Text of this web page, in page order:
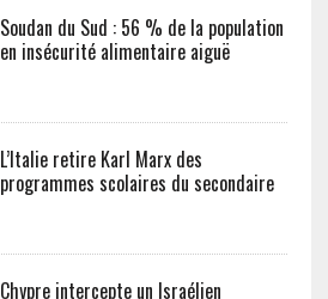
Soudan du Sud : 56 % de la population
en insécurité alimentaire aiguë
L’Italie retire Karl Marx des
programmes scolaires du secondaire
Chypre intercepte un Israélien